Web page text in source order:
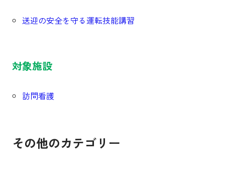
送迎の安全を守る運転技能講習
対象施設
訪問看護
その他のカテゴリー